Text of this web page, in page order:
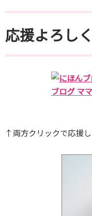
応援よろし
↑両方クリックで応援